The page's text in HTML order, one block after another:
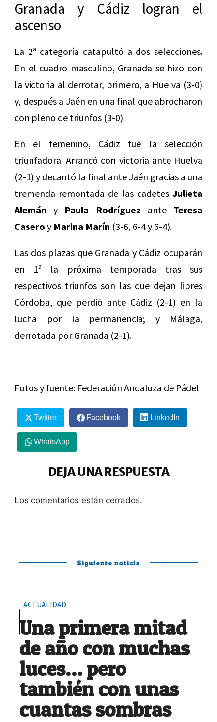
Granada y Cádiz logran el
ascenso
La 2ª categoría catapultó a dos selecciones.
En el cuadro masculino, Granada se hizo con
la victoria al derrotar, primero, a Huelva (3-0)
y, después a Jaén en una final que abrocharon
con pleno de triunfos (3-0).
En el femenino, Cádiz fue la selección
triunfadora. Arrancó con victoria ante Huelva
(2-1) y decantó la final ante Jaén gracias a una
tremenda remontada de las cadetes Julieta
Alemán y Paula Rodríguez ante Teresa
Casero y Marina Marín (3-6, 6-4 y 6-4).
Las dos plazas que Granada y Cádiz ocuparán
en 1ª la próxima temporada tras sus
respectivos triunfos son las que dejan libres
Córdoba, que perdió ante Cádiz (2-1) en la
lucha por la permanencia; y Málaga,
derrotada por Granada (2-1).
Fotos y fuente: Federación Andaluza de Pádel
Twitter Facebook LinkedIn
WhatsApp
DEJA UNA RESPUESTA
Los comentarios están cerrados.
Siguiente noticia
ACTUALIDAD
Una primera mitad
de año con muchas
luces… pero
también con unas
cuantas sombras